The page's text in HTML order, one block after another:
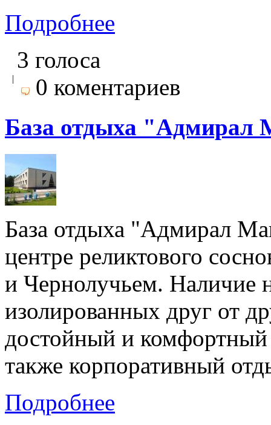
Подробнее
3 голоса
|
0 коментариев
База отдыха "Адмирал
База отдыха "Адмирал
центре реликтового
и Чернолучьем. Наличие
изолированных друг от
достойный и
также корпоративный
Подробнее